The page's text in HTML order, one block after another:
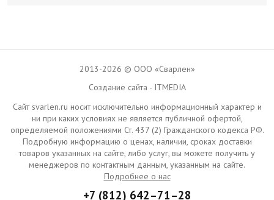
2013-2026 © ООО «Сварлен»
Создание сайта - ITMEDIA
Сайт svarlen.ru носит исключительно информационный характер и
ни при каких условиях не является публичной офертой,
определяемой положениями Ст. 437 (2) Гражданского кодекса РФ.
Подробную информацию о ценах, наличии, сроках доставки
товаров указанных на сайте, либо услуг, вы можете получить у
менеджеров по контактным данным, указанным на сайте.
Подробнее о нас
+7 (812) 642–71–28